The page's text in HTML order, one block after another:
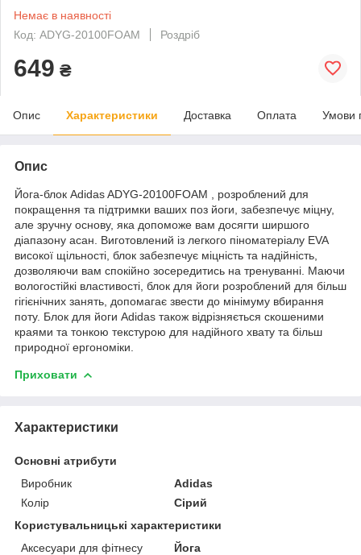
Немає в наявності
Код: ADYG-20100FOAM
Роздріб
649 ₴
Опис Характеристики Доставка Оплата Умови
Опис
Йога-блок Adidas ADYG-20100FOAM , розроблений для
покращення та підтримки ваших поз йоги, забезпечує міцну,
але зручну основу, яка допоможе вам досягти ширшого
діапазону асан. Виготовлений із легкого піноматеріалу EVA
високої щільності, блок забезпечує міцність та надійність,
дозволяючи вам спокійно зосередитись на тренуванні. Маючи
вологостійкі властивості, блок для йоги розроблений для більш
гігієнічних занять, допомагає звести до мінімуму вбирання
поту. Блок для йоги Adidas також відрізняється скошеними
краями та тонкою текстурою для надійного хвату та більш
природної ергономіки.
Приховати
Характеристики
Основні атрибути
Виробник
Adidas
Колір
Сірий
Користувальницькі характеристики
Аксесуари для фітнесу
Йога